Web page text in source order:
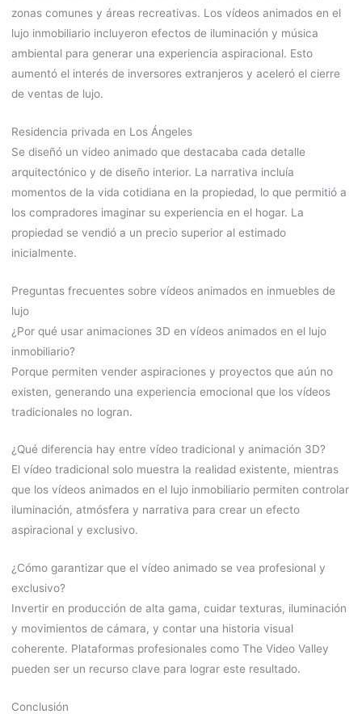
zonas comunes y áreas recreativas. Los vídeos animados en el
lujo inmobiliario incluyeron efectos de iluminación y música
ambiental para generar una experiencia aspiracional. Esto
aumentó el interés de inversores extranjeros y aceleró el cierre
de ventas de lujo.
Residencia privada en Los Ángeles
Se diseñó un video animado que destacaba cada detalle
arquitectónico y de diseño interior. La narrativa incluía
momentos de la vida cotidiana en la propiedad, lo que permitió a
los compradores imaginar su experiencia en el hogar. La
propiedad se vendió a un precio superior al estimado
inicialmente.
Preguntas frecuentes sobre vídeos animados en inmuebles de
lujo
¿Por qué usar animaciones 3D en vídeos animados en el lujo
inmobiliario?
Porque permiten vender aspiraciones y proyectos que aún no
existen, generando una experiencia emocional que los vídeos
tradicionales no logran.
¿Qué diferencia hay entre vídeo tradicional y animación 3D?
El vídeo tradicional solo muestra la realidad existente, mientras
que los vídeos animados en el lujo inmobiliario permiten controlar
iluminación, atmósfera y narrativa para crear un efecto
aspiracional y exclusivo.
¿Cómo garantizar que el vídeo animado se vea profesional y
exclusivo?
Invertir en producción de alta gama, cuidar texturas, iluminación
y movimientos de cámara, y contar una historia visual
coherente. Plataformas profesionales como The Video Valley
pueden ser un recurso clave para lograr este resultado.
Conclusión